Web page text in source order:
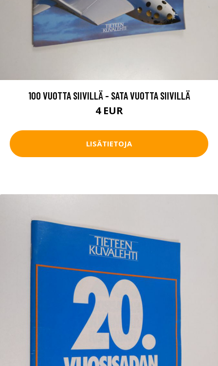
100 VUOTTA SIIVILLÄ - SATA VUOTTA SIIVILLÄ
4 EUR
LISÄTIETOJA